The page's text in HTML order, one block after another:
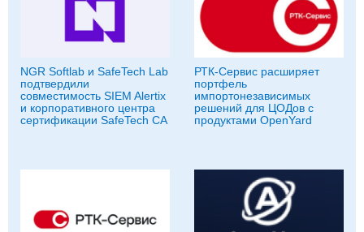
NGR Softlab и SafeTech Lab
подтвердили
совместимость SIEM Alertix
и корпоративного центра
сертификации SafeTech CA
РТК-Сервис расширяет
портфель
импортонезависимых
решений для ЦОДов с
продуктами OpenYard